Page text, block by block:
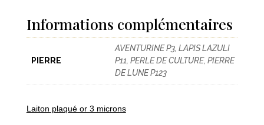
Informations complémentaires
PIERRE
AVENTURINE P3, LAPIS LAZULI
P11, PERLE DE CULTURE, PIERRE
DE LUNE P123
Laiton plaqué or 3 microns